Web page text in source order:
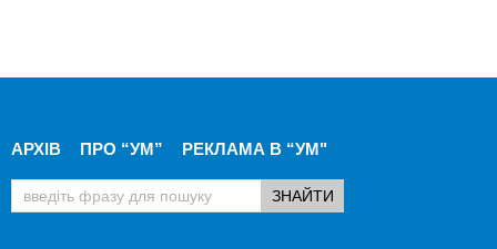
АРХІВ ПРО “УМ” РЕКЛАМА В “УМ"